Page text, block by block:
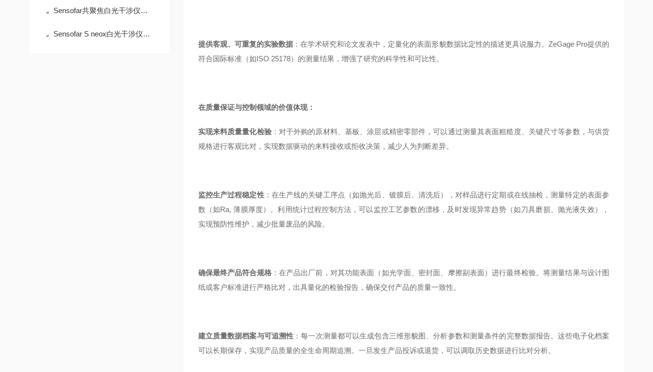
Sensofar共聚焦白光干涉仪对印刷电路板的分析
Sensofar S neox白光干涉仪在微电子封装测量中的价值
提供客观、可重复的实验数据：在学术研究和论文发表中，定量化的表面形貌数据比定性的描述更具说服力。ZeGage Pro提供的
符合国际标准（如ISO 25178）的测量结果，增强了研究的科学性和可比性。
在质量保证与控制领域的价值体现：
实现来料质量量化检验：对于外购的原材料、基板、涂层或精密零部件，可以通过测量其表面粗糙度、关键尺寸等参数，与供货
规格进行客观比对，实现数据驱动的来料接收或拒收决策，减少人为判断差异。
监控生产过程稳定性：在生产线的关键工序点（如抛光后、镀膜后、清洗后），对样品进行定期或在线抽检，测量特定的表面参
数（如Ra, 薄膜厚度）。利用统计过程控制方法，可以监控工艺参数的漂移，及时发现异常趋势（如刀具磨损、抛光液失效），
实现预防性维护，减少批量废品的风险。
确保最终产品符合规格：在产品出厂前，对其功能表面（如光学面、密封面、摩擦副表面）进行最终检验。将测量结果与设计图
纸或客户标准进行严格比对，出具量化的检验报告，确保交付产品的质量一致性。
建立质量数据档案与可追溯性 ：每一次测量都可以生成包含三维形貌图、分析参数和测量条件的完整数据报告。这些电子化档案
可以长期保存，实现产品质量的全生命周期追溯。一旦发生产品投诉或退货，可以调取历史数据进行比对分析。